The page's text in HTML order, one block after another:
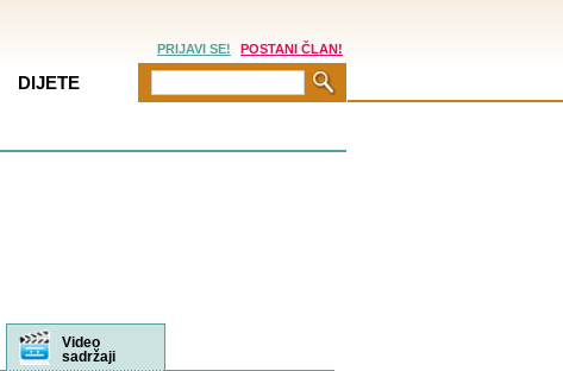
Forumi
Video
sadržaji
PRIJAVI SE! POSTANI ČLAN!
DIJETE